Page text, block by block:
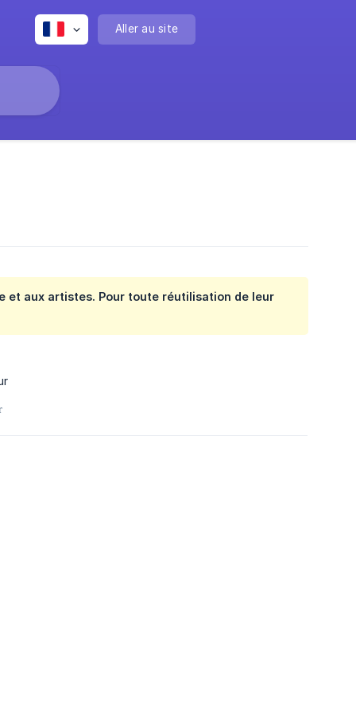
Aller au site
aux artistes. Pour toute réutilisation de leur